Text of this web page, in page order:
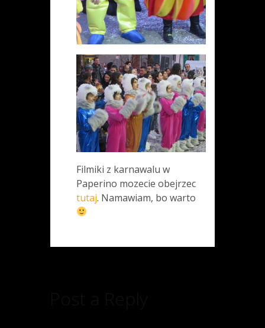
Filmiki z karnawalu w
Paperino mozecie obejrzec
tutaj. Namawiam, bo warto